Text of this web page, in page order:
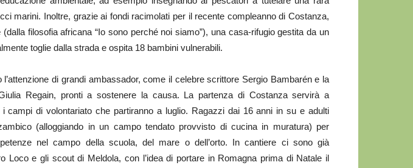
marini. Inoltre, grazie ai fondi racimolati per il recente compleanno di Costanza,
filosofia africana “Io sono perché noi siamo”), una casa-rifugio gestita da un
toglie dalla strada e ospita 18 bambini vulnerabili.
l’attenzione di grandi ambassador, come il celebre scrittore Sergio Bambarén e la
Regain, pronti a sostenere la causa. La partenza di Costanza servirà a
campi di volontariato che partiranno a luglio. Ragazzi dai 16 anni in su e adulti
(alloggiando in un campo tendato provvisto di cucina in muratura) per
nel campo della scuola, del mare o dell’orto. In cantiere ci sono già
Loco e gli scout di Meldola, con l’idea di portare in Romagna prima di Natale il